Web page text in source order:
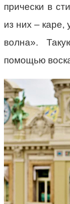
прически в
из них – каре,
волна».
помощью